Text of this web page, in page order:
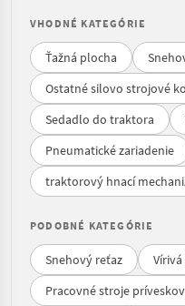
VHODNÉ KATEGÓRIE
Ťažná plocha
Ostatné silovo strojové
Sedadlo do traktora
Pneumatické zariadenie
traktorový hnací
PODOBNÉ KATEGÓRIE
Snehový reťaz
Pracovné stroje